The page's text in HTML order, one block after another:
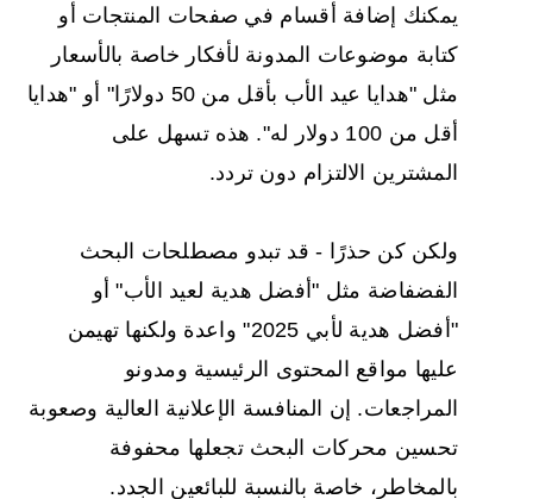
يمكنك إضافة أقسام في صفحات المنتجات أو
كتابة موضوعات المدونة لأفكار خاصة بالأسعار
مثل "هدايا عيد الأب بأقل من 50 دولارًا" أو "هدايا
أقل من 100 دولار له". هذه تسهل على
المشترين الالتزام دون تردد.
ولكن كن حذرًا - قد تبدو مصطلحات البحث
الفضفاضة مثل "أفضل هدية لعيد الأب" أو
"أفضل هدية لأبي 2025" واعدة ولكنها تهيمن
عليها مواقع المحتوى الرئيسية ومدونو
المراجعات. إن المنافسة الإعلانية العالية وصعوبة
تحسين محركات البحث تجعلها محفوفة
بالمخاطر، خاصة بالنسبة للبائعين الجدد.